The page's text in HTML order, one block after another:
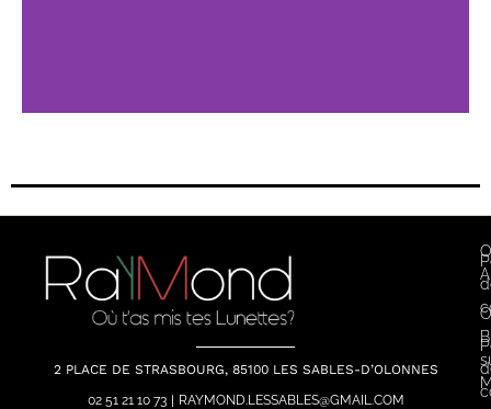
2 PLACE DE STRASBOURG, 85100 LES SABLES-D’OLONNES
02 51 21 10 73| RAYMOND.LESSABLES@GMAIL.COM